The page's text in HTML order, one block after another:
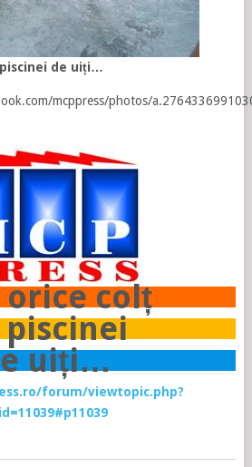
de uiți…
mcppress/photos/
orice colț
uiți…
forum/viewtopic.php?